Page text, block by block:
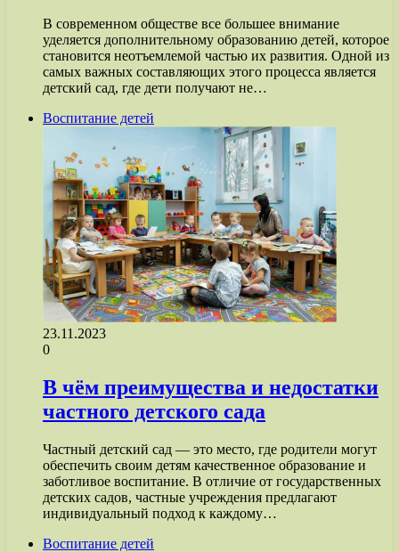
В современном обществе все большее внимание
уделяется дополнительному образованию детей, которое
становится неотъемлемой частью их развития. Одной из
самых важных составляющих этого процесса является
детский сад, где дети получают не…
Воспитание детей
23.11.2023
0
В чём преимущества и недостатки
частного детского сада
Частный детский сад — это место, где родители могут
обеспечить своим детям качественное образование и
заботливое воспитание. В отличие от государственных
детских садов, частные учреждения предлагают
индивидуальный подход к каждому…
Воспитание детей